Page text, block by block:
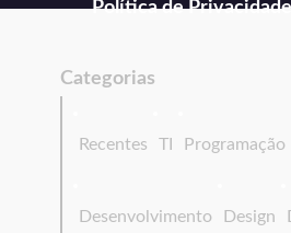
Política de Privacidade
Categorias
Recentes TI Programação
Desenvolvimento Design